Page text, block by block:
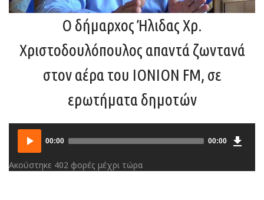
Ο δήμαρχος Ήλιδας Χρ.
Χριστοδουλόπουλος απαντά ζωντανά
στον αέρα του IONION FM, σε
ερωτήματα δημοτών
Audio
Player
00:00 00:00
Ακούστηκε 402 φορές μέχρι τώρα